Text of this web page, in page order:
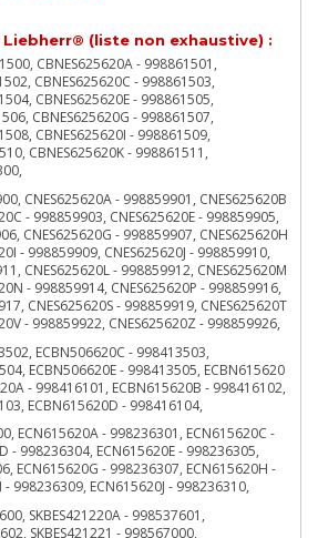
(liste non exhaustive) :
CBNES625620A - 998861501,
CBNES625620C - 998861503,
CBNES625620E - 998861505,
CBNES625620G - 998861507,
CBNES625620I - 998861509,
CBNES625620K - 998861511,
CNES625620A - 998859901, CNES625620B
- 998859903, CNES625620E - 998859905,
CNES625620G - 998859907, CNES625620H
- 998859909, CNES625620J - 998859910,
CNES625620L - 998859912, CNES625620M
- 998859914, CNES625620P - 998859916,
CNES625620S - 998859919, CNES625620T
- 998859922, CNES625620Z - 998859926,
ECBN506620C - 998413503,
ECBN506620E - 998413505, ECBN615620
- 998416101, ECBN615620B - 998416102,
ECBN615620D - 998416104,
ECN615620A - 998236301, ECN615620C -
- 998236304, ECN615620E - 998236305,
ECN615620G - 998236307, ECN615620H -
998236309, ECN615620J - 998236310,
SKBES421220A - 998537601,
SKBES421221 - 998567000,